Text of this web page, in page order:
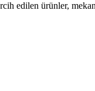
edilen ürünler,